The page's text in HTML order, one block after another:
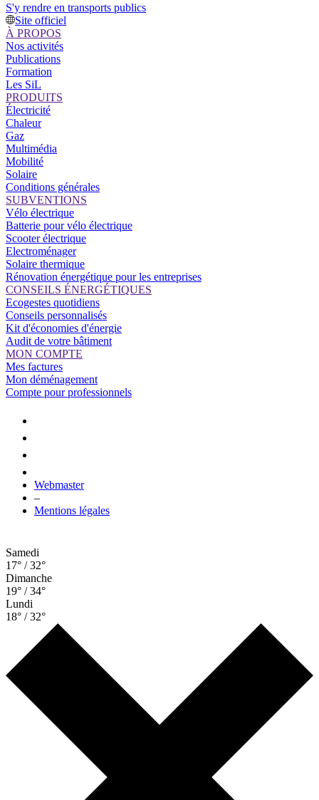
S'y rendre en transports publics
Site officiel
À PROPOS
Nos activités
Publications
Formation
Les SiL
PRODUITS
Électricité
Chaleur
Gaz
Multimédia
Mobilité
Solaire
Conditions générales
SUBVENTIONS
Vélo électrique
Batterie pour vélo électrique
Scooter électrique
Electroménager
Solaire thermique
Rénovation énergétique pour les entreprises
CONSEILS ÉNERGÉTIQUES
Ecogestes quotidiens
Conseils personnalisés
Kit d'économies d'énergie
Audit de votre bâtiment
MON COMPTE
Mes factures
Mon déménagement
Compte pour professionnels
Webmaster
–
Mentions légales
Samedi
17° / 32°
Dimanche
19° / 34°
Lundi
18° / 32°